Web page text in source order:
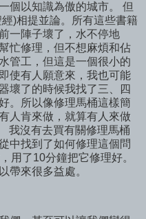
個以知識為傲的城市。 但
)相提並論。所有這些書籍
一陣子壞了，水不停地
忙修理，但不想麻煩和佔
管工，但這是一個很小的
使有人願意來，我也可能
壞了的時候我找了三、四
。所以像修理馬桶這樣簡
人肯來做，就算有人來做
我沒有去買有關修理馬桶
中找到了如何修理這個問
用了10分鐘把它修理好。
帶來很多益處。